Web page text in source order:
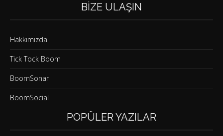
BIZE ULAŞIN
Hakkımızda
Tick Tock Boom
BoomSonar
BoomSocial
POPÜLER YAZILAR